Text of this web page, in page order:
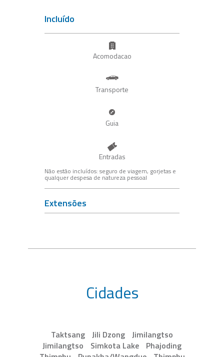
Incluído
Acomodacao
Transporte
Guia
Entradas
Não estão incluídos: seguro de viagem, gorjetas e
qualquer despesa de natureza pessoal
Extensões
Cidades
Taktsang Jili Dzong Jimilangtso
Jimilangtso
Simkota Lake
Phajoding